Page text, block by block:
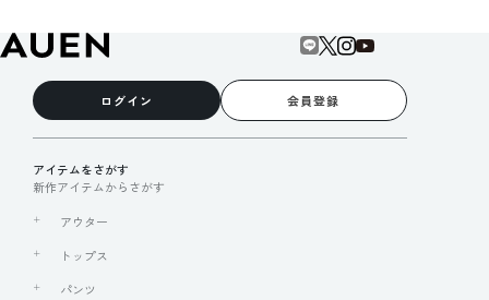
ログイン 会員登録
アイテムをさがす
新作アイテムからさがす
アウター
トップス
パンツ